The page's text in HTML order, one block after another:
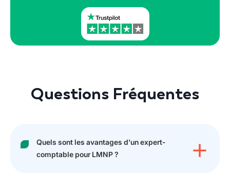
Questions Fréquentes
Quels sont les avantages d'un expert-
comptable pour LMNP ?